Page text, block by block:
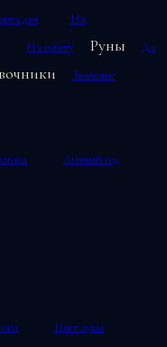
дня
На
На работу Руны
Да
Значение
Личный год
Цвет ауры